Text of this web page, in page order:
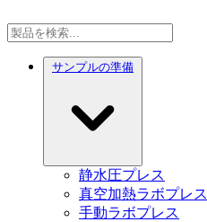
サンプルの準備
静水圧プレス
真空加熱ラボプレス
手動ラボプレス